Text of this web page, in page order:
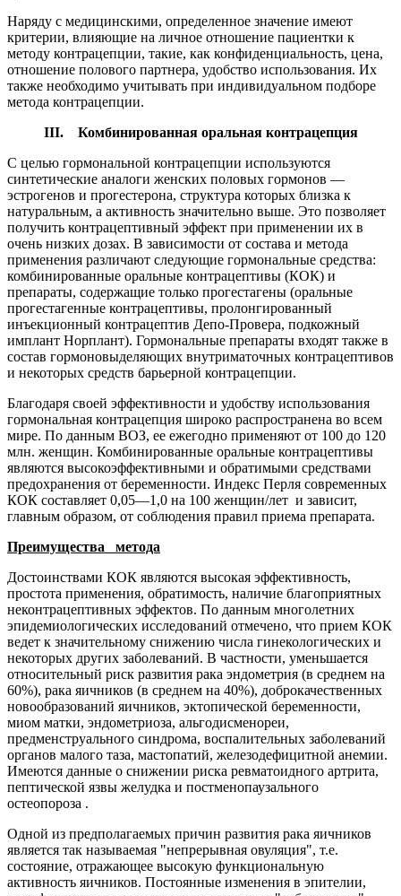
Наряду с медицинскими, определенное значение имеют
крите­рии, влияющие на личное отношение пациентки к
методу контра­цепции, такие, как конфиденциальность, цена,
отношение полового партнера, удобство использования. Их
также необходимо учитывать при индивидуальном подборе
метода контрацепции.
III. Комбинированная оральная контрацепция
С целью гормональной контрацепции используются
синтетичес­кие аналоги женских половых гормонов —
эстрогенов и прогестерона, структура которых близка к
натуральным, а активность значи­тельно выше. Это позволяет
получить контрацептивный эффект при применении их в
очень низких дозах. В зависимости от состава и метода
применения различают следующие гормональные средства:
комбинированные оральные контрацептивы (КОК) и
препараты, содержащие только прогестагены (оральные
прогестагенные кон­трацептивы, пролонгированный
инъекционный контрацептив Депо-Провера, подкожный
имплант Норплант). Гормональные препара­ты входят также в
состав гормоновыделяющих внутриматочных кон­трацептивов
и некоторых средств барьерной контрацепции.
Благодаря своей эффективности и удобству использования
гор­мональная контрацепция широко распространена во всем
мире. По данным ВОЗ, ее ежегодно применяют от 100 до 120
млн. женщин. Комбинированные оральные контрацептивы
являются высокоэффек­тивными и обратимыми средствами
предохранения от беременнос­ти. Индекс Перля современных
КОК составляет 0,05—1,0 на 100 женщин/лет и зависит,
главным обра­зом, от соблюдения правил приема препарата.
Преимущества метода
Достоинствами КОК являются высокая эффективность,
просто­та применения, обратимость, наличие благоприятных
неконтрацеп­тивных эффектов. По данным многолетних
эпидемиологических исследований отмечено, что прием КОК
ведет к значительному сни­жению числа гинекологических и
некоторых других заболеваний. В частности, уменьшается
относительный риск развития рака эндо­метрия (в среднем на
60%), рака яичников (в среднем на 40%), доб­рокачественных
новообразований яичников, эктопической беремен­ности,
миом матки, эндометриоза, альгодисменореи,
предменструального синдрома, воспалительных заболеваний
органов малого таза, мастопатий, железодефицитной анемии.
Имеются данные о снижении риска ревматоидного артрита,
пептической язвы желудка и постменопаузального
остеопороза .
Одной из предполагаемых причин развития рака яичников
явля­ется так называемая "непрерывная овуляция", т.е.
состояние, отра­жающее высокую функциональную
активность яичников. Постоян­ные изменения в эпителии,